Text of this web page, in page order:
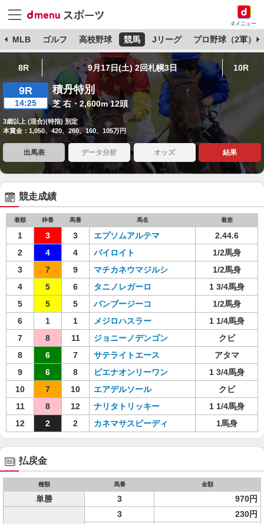
dメニュー
MLB ゴルフ 高校野球 競馬 Jリーグ プロ野球（2軍）
8R 9月17日(土) 2回札幌3日 10R
9R
14:25
積丹特別
芝 右・2,600m 12頭
3歳以上 (混合)(特指) 別定
本賞金：1,050、420、260、160、105万円
出馬表 データ分析 オッズ 結果
競走成績
着順 枠番 馬番 馬名 着差
1 3 3 エプソムアルテマ
2.44.6
2
4 4 バイロイト
1/2馬身
3
7 9 マチカネウマジルシ
1/2馬身
4
5 6 タニノレガーロ
1 3/4馬身
5
5 5 バンブージーコ
1/2馬身
6
1 1 メジロハスラー
1 1/4馬身
7
8 11 ジョニーノデンゴン
クビ
8
6 7 サテライトエース
アタマ
9
6 8 ピエナオンリーワン
1 3/4馬身
10
7 10 エアデルソール
クビ
11
8 12 ナリタトリッキー
1 1/4馬身
12
2 2 カネマサスピーディ 1馬身
払戻金
種類 馬番 金額
単勝 3 970円
3
230円